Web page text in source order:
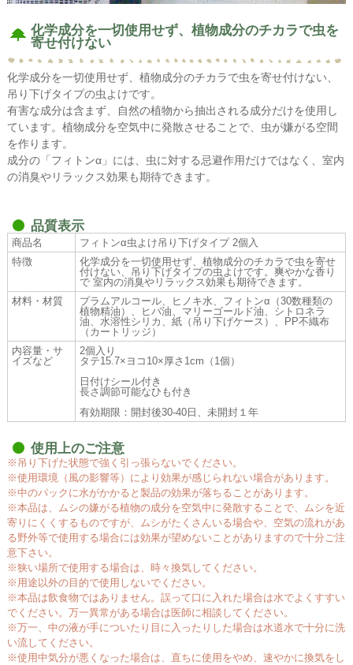
化学成分を一切使用せず、植物成分のチカラで虫を
寄せ付けない
化学成分を一切使用せず、植物成分のチカラで虫を寄せ付けない、
吊り下げタイプの虫よけです。
有害な成分は含まず、自然の植物から抽出される成分だけを使用し
ています。植物成分を空気中に発散させることで、虫が嫌がる空間
を作ります。
成分の「フィトンα」には、虫に対する忌避作用だけではなく、室内
の消臭やリラックス効果も期待できます。
品質表示
商品名
フィトンα虫よけ吊り下げタイプ 2個入
特徴
化学成分を一切使用せず、植物成分のチカラで虫を寄せ
付けない、吊り下げタイプの虫よけです。爽やかな香り
で 室内の消臭やリラックス効果も期待できます。
材料・材質
プラムアルコール、ヒノキ水、フィトンα（30数種類の
植物精油）、ヒバ油、マリーゴールド油、シトロネラ
油、水溶性シリカ、紙（吊り下げケース）、PP不織布
（カートリッジ）
内容量・サ
イズなど
2個入り
タテ15.7×ヨコ10×厚さ1cm（1個）
日付けシール付き
長さ調節可能なひも付き
有効期限：開封後30-40日、未開封１年
使用上のご注意
※吊り下げた状態で強く引っ張らないでください。
※使用環境（風の影響等）により効果が感じられない場合があります。
※中のパックに水がかかると製品の効果が落ちることがあります。
※本品は、ムシの嫌がる植物の成分を空気中に発散することで、ムシを近
寄りにくくするものですが、ムシがたくさんいる場合や、空気の流れがあ
る野外等で使用する場合には効果が望めないことがありますので十分ご注
意下さい。
※狭い場所で使用する場合は、時々換気してください。
※用途以外の目的で使用しないでください。
※本品は飲食物ではありません。誤って口に入れた場合は水でよくすすい
でください。万一異常がある場合は医師に相談してください。
※万一、中の液が手についたり目に入ったりした場合は水道水で十分に洗
い流してください。
※使用中気分が悪くなった場合は、直ちに使用をやめ、速やかに換気をし